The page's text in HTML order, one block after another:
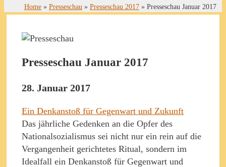
Home » Presseschau » Presseschau 2017 » Presseschau Januar 2017
Presseschau Januar 2017
28. Januar 2017
Ein Denkanstoß für Gegenwart und Zukunft
Das jährliche Gedenken an die Opfer des
Nationalsozialismus sei nicht nur ein rein auf die
Vergangenheit gerichtetes Ritual, sondern im
Idealfall ein Denkanstoß für Gegenwart und